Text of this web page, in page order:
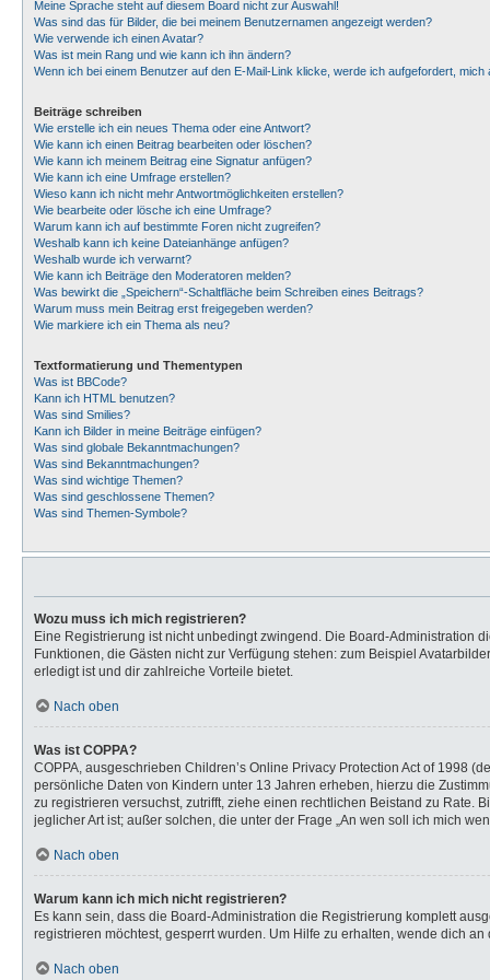
Meine Sprache steht auf diesem Board nicht zur Auswahl!
Was sind das für Bilder, die bei meinem Benutzernamen angezeigt werden?
Wie verwende ich einen Avatar?
Was ist mein Rang und wie kann ich ihn ändern?
Wenn ich bei einem Benutzer auf den E-Mail-Link klicke, werde ich aufgefordert, mich
Beiträge schreiben
Wie erstelle ich ein neues Thema oder eine Antwort?
Wie kann ich einen Beitrag bearbeiten oder löschen?
Wie kann ich meinem Beitrag eine Signatur anfügen?
Wie kann ich eine Umfrage erstellen?
Wieso kann ich nicht mehr Antwortmöglichkeiten erstellen?
Wie bearbeite oder lösche ich eine Umfrage?
Warum kann ich auf bestimmte Foren nicht zugreifen?
Weshalb kann ich keine Dateianhänge anfügen?
Weshalb wurde ich verwarnt?
Wie kann ich Beiträge den Moderatoren melden?
Was bewirkt die „Speichern“-Schaltfläche beim Schreiben eines Beitrags?
Warum muss mein Beitrag erst freigegeben werden?
Wie markiere ich ein Thema als neu?
Textformatierung und Thementypen
Was ist BBCode?
Kann ich HTML benutzen?
Was sind Smilies?
Kann ich Bilder in meine Beiträge einfügen?
Was sind globale Bekanntmachungen?
Was sind Bekanntmachungen?
Was sind wichtige Themen?
Was sind geschlossene Themen?
Was sind Themen-Symbole?
Wozu muss ich mich registrieren?
Eine Registrierung ist nicht unbedingt zwingend. Die Board-Administration
Funktionen, die Gästen nicht zur Verfügung stehen: zum Beispiel
erledigt ist und dir zahlreiche Vorteile bietet.
Nach oben
Was ist COPPA?
COPPA, ausgeschrieben Children’s Online Privacy Protection Act of 1998
persönliche Daten von Kindern unter 13 Jahren erheben, hierzu die
zu registrieren versuchst, zutrifft, ziehe einen rechtlichen Beistand zu Rate.
jeglicher Art ist; außer solchen, die unter der Frage „An wen soll ich mich
Nach oben
Warum kann ich mich nicht registrieren?
Es kann sein, dass die Board-Administration die Registrierung komplett
registrieren möchtest, gesperrt wurden. Um Hilfe zu erhalten, wende dich
Nach oben